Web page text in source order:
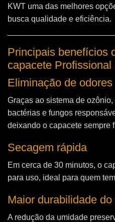
KWT uma das melhores
busca qualidade e eficiência.
Principais benefícios
capacete Profissional
Eliminação de odores
Graças ao sistema de
bactérias e fungos
deixando o capacete sempre
Secagem rápida
Em cerca de 30 minutos, o
para uso, ideal para quem
Maior durabilidade
A redução da umidade